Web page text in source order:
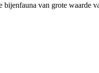
van grote